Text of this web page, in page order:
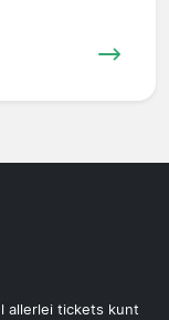
allerlei tickets kunt